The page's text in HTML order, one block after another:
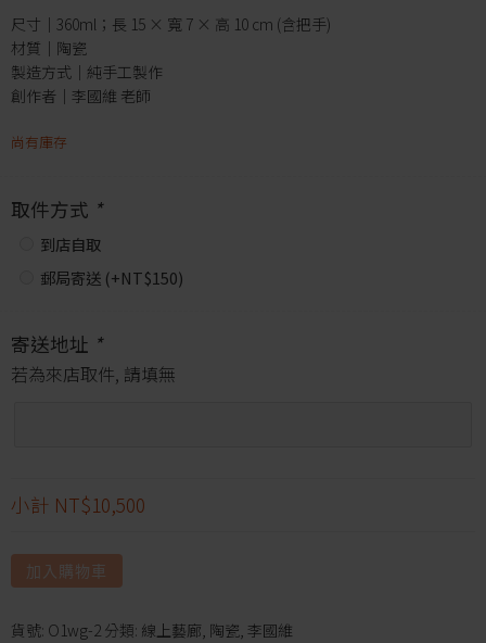
尺寸｜360ml；長 15 × 寬 7 × 高 10 cm (含把手)
材質｜陶瓷
製造方式｜純手工製作
創作者｜李國維 老師
尚有庫存
取件方式 *
到店自取
郵局寄送 (+NT$150)
寄送地址 *
若為來店取件, 請填無
小計 NT$10,500
加入購物車
貨號: O1wg-2 分類: 線上藝廊, 陶瓷, 李國維